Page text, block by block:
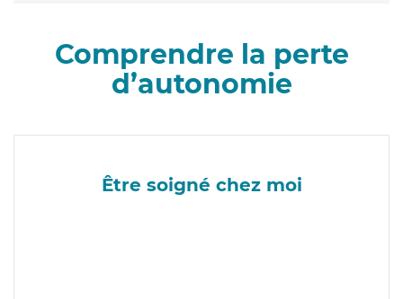
Comprendre la perte
d’autonomie
Être soigné chez moi